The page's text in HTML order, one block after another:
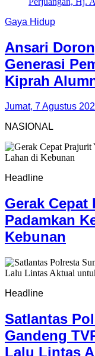
Gaya Hidup
Ansari
Generasi
Kiprah
Jumat, 7 Agustus
NASIONAL
Headline
Gerak Cepat
Padamkan
Kebunan
Headline
Satlantas
Gandeng
Lalu Lintas